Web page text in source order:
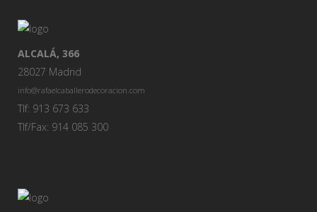
ALCALÁ, 366
28027 Madrid
info@rafaelcaballerodecoracion.com
Tlf: 913 673 633
Tlf/Fax: 914 085 300